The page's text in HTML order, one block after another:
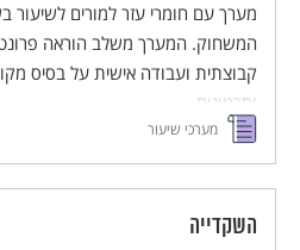
מערך עם חומרי עזר למורים לשיעור
המשחוק. המערך משלב הוראה
קבוצתית ועבודה אישית על בסיס
וסרטונים.
מסדרת מערכי השיעור המדגימים
חדשניות והמלוות יחידות ללימוד
השיטות הללו (פלפ"ל - פעילות
למורים).
מערכי שיעור
השקדייה